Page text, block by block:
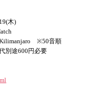
木)
Kilimanjaro ※50音順
別途600円必要